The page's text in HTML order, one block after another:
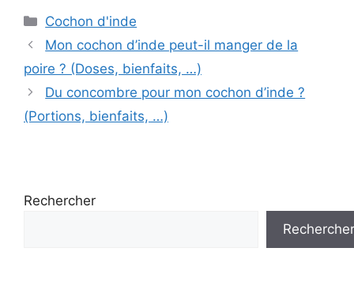
Catégories
Cochon d'inde
Mon cochon d’inde peut-il manger de la
poire ? (Doses, bienfaits, …)
Du concombre pour mon cochon d’inde ?
(Portions, bienfaits, …)
Rechercher
Rechercher